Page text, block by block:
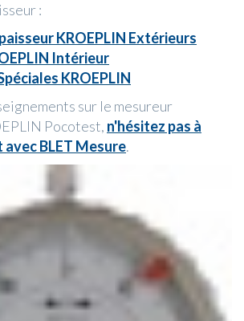
:
KROEPLIN Extérieurs
Intérieur
KROEPLIN
sur le mesureur
Pocotest, n'hésitez pas à
BLET Mesure.